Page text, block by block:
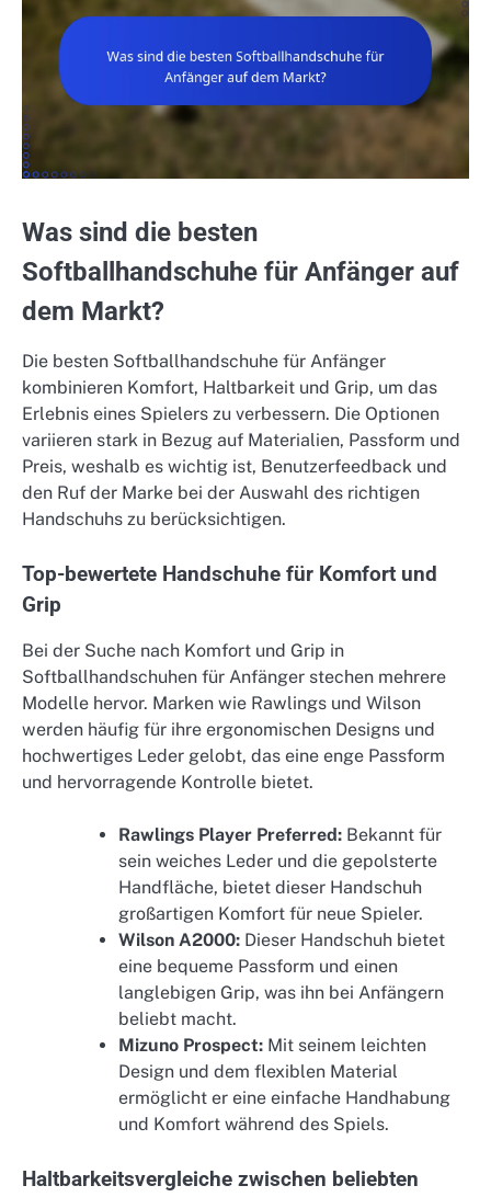
Was sind die besten
Softballhandschuhe für Anfänger auf
dem Markt?
Die besten Softballhandschuhe für Anfänger
kombinieren Komfort, Haltbarkeit und Grip, um das
Erlebnis eines Spielers zu verbessern. Die Optionen
variieren stark in Bezug auf Materialien, Passform und
Preis, weshalb es wichtig ist, Benutzerfeedback und
den Ruf der Marke bei der Auswahl des richtigen
Handschuhs zu berücksichtigen.
Top-bewertete Handschuhe für Komfort und
Grip
Bei der Suche nach Komfort und Grip in
Softballhandschuhen für Anfänger stechen mehrere
Modelle hervor. Marken wie Rawlings und Wilson
werden häufig für ihre ergonomischen Designs und
hochwertiges Leder gelobt, das eine enge Passform
und hervorragende Kontrolle bietet.
Rawlings Player Preferred: Bekannt für
sein weiches Leder und die gepolsterte
Handfläche, bietet dieser Handschuh
großartigen Komfort für neue Spieler.
Wilson A2000: Dieser Handschuh bietet
eine bequeme Passform und einen
langlebigen Grip, was ihn bei Anfängern
beliebt macht.
Mizuno Prospect: Mit seinem leichten
Design und dem flexiblen Material
ermöglicht er eine einfache Handhabung
und Komfort während des Spiels.
Haltbarkeitsvergleiche zwischen beliebten